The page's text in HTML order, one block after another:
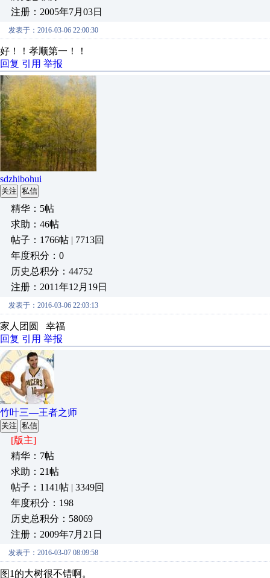
注册：2005年7月03日
发表于：2016-03-06 22:00:30
好！！孝顺第一！！
回复 引用 举报
sdzhibohui
关注 私信
精华：5帖
求助：46帖
帖子：1766帖 | 7713回
年度积分：0
历史总积分：44752
注册：2011年12月19日
发表于：2016-03-06 22:03:13
家人团圆 幸福
回复 引用 举报
竹叶三—王者之师
关注 私信
[版主]
精华：7帖
求助：21帖
帖子：1141帖 | 3349回
年度积分：198
历史总积分：58069
注册：2009年7月21日
发表于：2016-03-07 08:09:58
图1的大树很不错啊。